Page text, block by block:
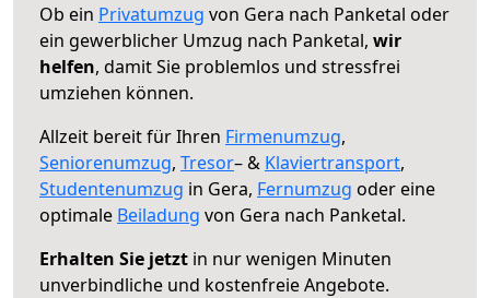
Ob ein Privatumzug von Gera nach Panketal oder
ein gewerblicher Umzug nach Panketal, wir
helfen, damit Sie problemlos und stressfrei
umziehen können.
Allzeit bereit für Ihren Firmenumzug,
Seniorenumzug, Tresor– & Klaviertransport,
Studentenumzug in Gera, Fernumzug oder eine
optimale Beiladung von Gera nach Panketal.
Erhalten Sie jetzt in nur wenigen Minuten
unverbindliche und kostenfreie Angebote.